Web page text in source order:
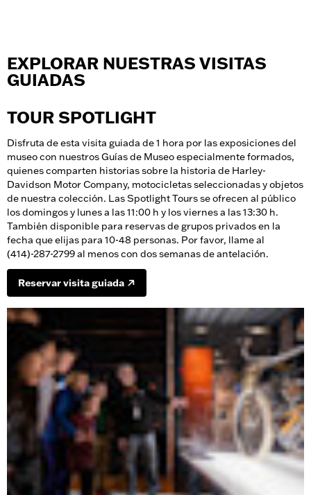
EXPLORAR NUESTRAS VISITAS
GUIADAS
TOUR SPOTLIGHT
Disfruta de esta visita guiada de 1 hora por las exposiciones del
museo con nuestros Guías de Museo especialmente formados,
quienes comparten historias sobre la historia de Harley-
Davidson Motor Company, motocicletas seleccionadas y objetos
de nuestra colección. Las Spotlight Tours se ofrecen al público
los domingos y lunes a las 11:00 h y los viernes a las 13:30 h.
También disponible para reservas de grupos privados en la
fecha que elijas para 10-48 personas. Por favor, llame al
(414)-287-2799 al menos con dos semanas de antelación.
Reservar visita guiada